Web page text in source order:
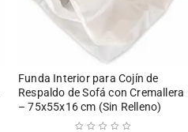
Funda Interior para Cojín de
Respaldo de Sofá con Cremallera
– 75x55x16 cm (Sin Relleno)